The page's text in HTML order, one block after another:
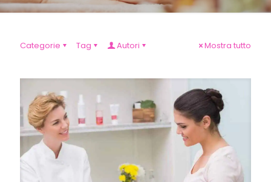
Categorie Tag Autori Mostra tutto